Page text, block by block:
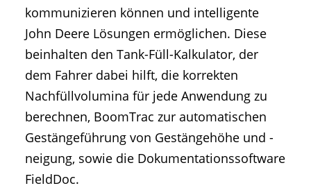
kommunizieren können und intelligente
John Deere Lösungen ermöglichen. Diese
beinhalten den Tank-Füll-Kalkulator, der
dem Fahrer dabei hilft, die korrekten
Nachfüllvolumina für jede Anwendung zu
berechnen, BoomTrac zur automatischen
Gestängeführung von Gestängehöhe und -
neigung, sowie die Dokumentationssoftware
FieldDoc.